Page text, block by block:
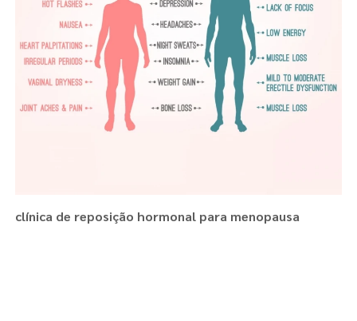
clínica de reposição hormonal para menopausa